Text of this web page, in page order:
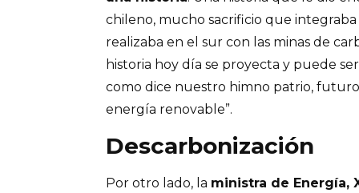
chileno, mucho sacrificio que
realizaba en el sur con las minas de
historia hoy día se proyecta y puede
como dice nuestro himno patrio,
energía renovable”.
Descarbonización
Por otro lado, la ministra de Energía,